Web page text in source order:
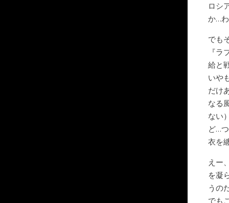
ロシ
か…
でも
『
給と
いや
だけ
なる
ない
ど…
衣を
えー
を凝
うの
でも